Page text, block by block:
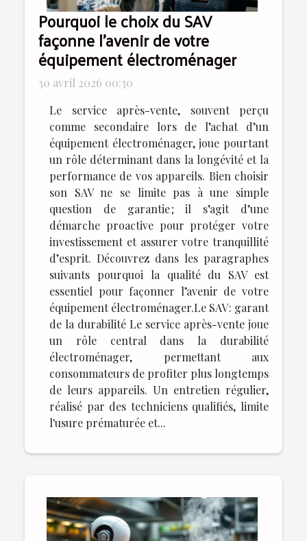
Pourquoi le choix du SAV
façonne l’avenir de votre
équipement électroménager
30 avril 2026 00:30
Le service après-vente, souvent perçu
comme secondaire lors de l’achat d’un
équipement électroménager, joue pourtant
un rôle déterminant dans la longévité et la
performance de vos appareils. Bien choisir
son SAV ne se limite pas à une simple
question de garantie ; il s’agit d’une
démarche proactive pour protéger votre
investissement et assurer votre tranquillité
d’esprit. Découvrez dans les paragraphes
suivants pourquoi la qualité du SAV est
essentiel pour façonner l’avenir de votre
équipement électroménager.Le SAV : garant
de la durabilité Le service après-vente joue
un rôle central dans la durabilité
électroménager, permettant aux
consommateurs de profiter plus longtemps
de leurs appareils. Un entretien régulier,
réalisé par des techniciens qualifiés, limite
l'usure prématurée et...